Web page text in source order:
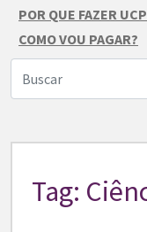
POR QUE FAZER
COMO VOU PAGAR?
Tag: